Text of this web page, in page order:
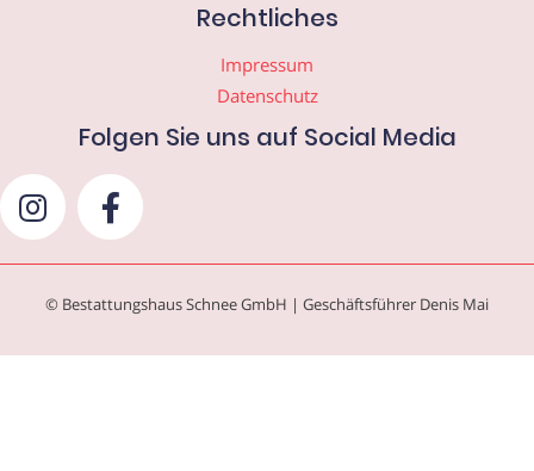
Rechtliches
Impressum
Datenschutz
Folgen Sie uns auf Social Media
© Bestattungshaus Schnee GmbH | Geschäftsführer Denis Mai